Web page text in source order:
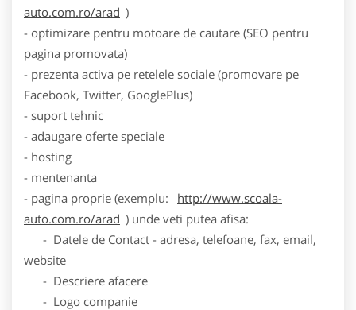
auto.com.ro/arad )
- optimizare pentru motoare de cautare (SEO pentru
pagina promovata)
- prezenta activa pe retelele sociale (promovare pe
Facebook, Twitter, GooglePlus)
- suport tehnic
- adaugare oferte speciale
- hosting
- mentenanta
- pagina proprie (exemplu:
http://www.scoala-
auto.com.ro/arad ) unde veti putea afisa:
- Datele de Contact - adresa, telefoane, fax, email,
website
- Descriere afacere
- Logo companie